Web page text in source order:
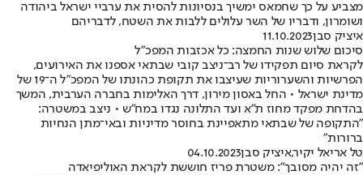
מצביע על כך שחמאס ימשיך בנסיונות להסית את ערביי ישראל ביהודה
ושומרון, ודבריו של השר עלולים ללבות את השטח, לדבריהם
איציק סבן11.10.2023
סיכום שלוש שנות החמצה: כל אכזבות המפכ"ל
לקראת סיום תפקידו של רב־ניצב קובי שבתאי אספנו את האירועים,
הפרשיות והשערוריות שעיצבו את תקופת כהונתו של המפכ"ל ה־19 של
מדינת ישראל • החל באסון מירון, דרך האלימות בחברה הערבית, המשך
בהדחת מפקד מחוז ת"א ועד התלונה נגדו במח"ש • ניצב במשטרה:
"התקופה של שבתאי מתאפיינת בחוסר מדיניות ובאי־מתן הנחיות
ברורות"
טל אריאל יקיר,איציק סבן04.10.2023
"זה יהיה מסובך": משטרת פריז חוששת לקראת האוליפיאדה